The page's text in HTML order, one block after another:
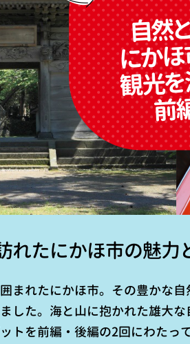
れたにかほ市の魅力
まれたにかほ市。その豊かな
した。海と山に抱かれた雄大
トを前編・後編の2回にわたっ